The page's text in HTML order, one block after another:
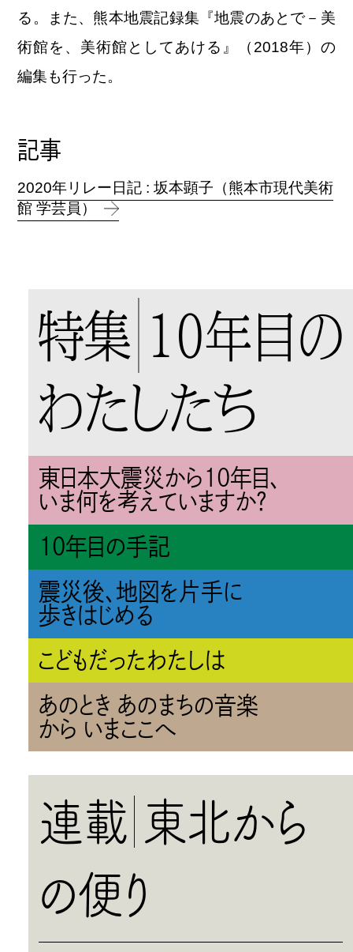
る。また、熊本地震記録集『地震のあとで－美
術館を、美術館としてあける』（2018年）の
編集も行った。
記事
2020年リレー日記 : 坂本顕子（熊本市現代美術
館 学芸員）
特集 10年目の
わたしたち
東日本大震災から10年目、
いま何を考えていますか？
10年目の手記
震災後、地図を片手に
歩きはじめる
こどもだったわたしは
あのとき あのまちの音楽
から いまここへ
連載 東北から
の便り